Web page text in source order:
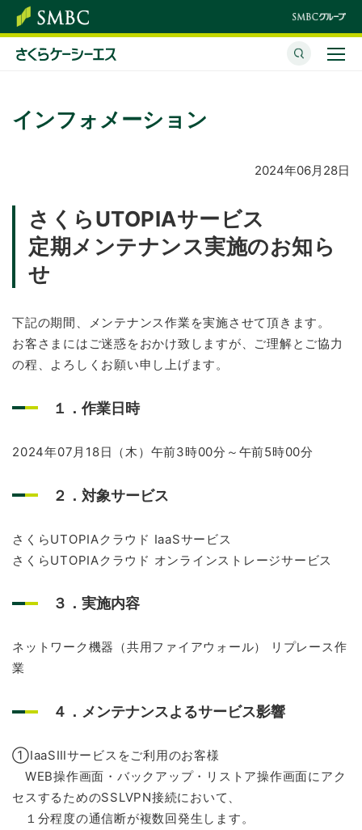
インフォメーション
2024年06月28日
さくらUTOPIAサービス
定期メンテナンス実施のお知ら
せ
下記の期間、メンテナンス作業を実施させて頂きます。
お客さまにはご迷惑をおかけ致しますが、ご理解とご協力
の程、よろしくお願い申し上げます。
１．作業日時
2024年07月18日（木）午前3時00分～午前5時00分
２．対象サービス
さくらUTOPIAクラウド IaaSサービス
さくらUTOPIAクラウド オンラインストレージサービス
３．実施内容
ネットワーク機器（共用ファイアウォール） リプレース作
業
４．メンテナンスよるサービス影響
①IaaSⅢサービスをご利用のお客様
WEB操作画面・バックアップ・リストア操作画面にアク
セスするためのSSLVPN接続において、
１分程度の通信断が複数回発生します。
サービス・ソリューション
株主・投資家情報
サステナビリティ
企業情報
採用情報
お問い合わせ